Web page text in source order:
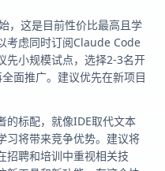
，这是目前性价比最高且学
考虑同时订阅Claude Code
先小规模试点，选择2-3名开
面推广。建议优先在新项目
的标配，就像IDE取代文本
习将带来竞争优势。建议将
招聘和培训中重视相关技